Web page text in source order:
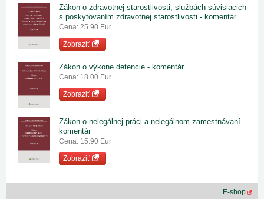
Zákon o zdravotnej starostlivosti, službách súvisiacich
s poskytovaním zdravotnej starostlivosti - komentár
Cena: 25.90 Eur
Zobraziť
Zákon o výkone detencie - komentár
Cena: 18.00 Eur
Zobraziť
Zákon o nelegálnej práci a nelegálnom zamestnávaní -
komentár
Cena: 15.90 Eur
Zobraziť
E-shop